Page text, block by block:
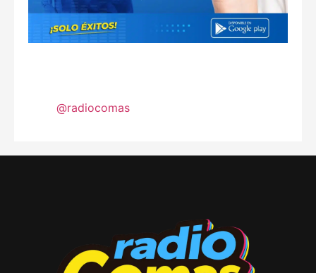
@radiocomas